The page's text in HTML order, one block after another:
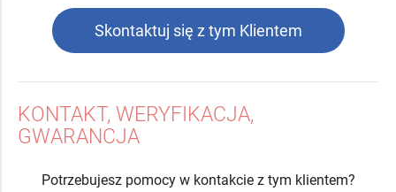
Skontaktuj się z tym Klientem
KONTAKT, WERYFIKACJA,
GWARANCJA
Potrzebujesz pomocy w kontakcie z tym klientem?